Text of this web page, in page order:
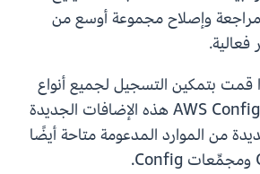
وإصلاح مجموعة أوسع من
فعالية.
قمت بتمكين التسجيل لجميع أنواع
الموارد، فسيتتبع AWS Config هذه الإضافات الجديدة
من الموارد المدعومة متاحة أيضًا